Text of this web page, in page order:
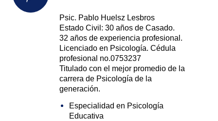
Psic. Pablo Huelsz Lesbros
Estado Civil: 30 años de Casado.
32 años de experiencia profesional.
Licenciado en Psicología. Cédula
profesional no.0753237
Titulado con el mejor promedio de la
carrera de Psicología de la
generación.
Especialidad en Psicología
Educativa